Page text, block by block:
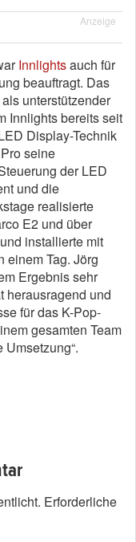
Anzeige
Innlightsauch für
beauftragt. Das
unterstützender
Innlights bereits seit
Display-Technik
seine
der LED
und die
realisierte
E2 und über
installierte mit
einem Tag. Jörg
Ergebnis sehr
herausragend und
für das K-Pop-
gesamten Team
Erforderliche